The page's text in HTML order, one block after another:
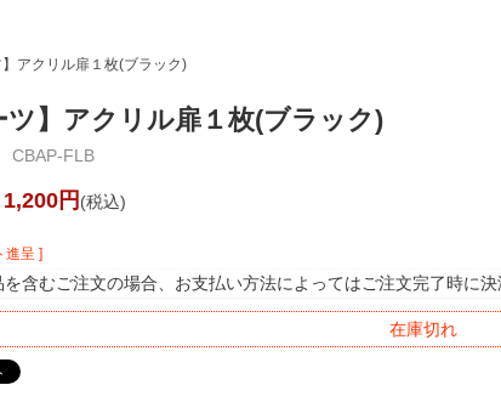
アクリル扉１枚(ブラック)
ツ】アクリル扉１枚(ブラック)
CBAP-FLB
1,200円 (税込)
進呈 ]
含むご注文の場合、お支払い方法によってはご注文完了時に決
在庫切れ